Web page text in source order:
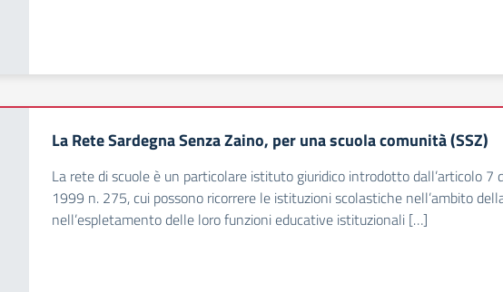
La Rete Sardegna Senza Zaino, per una scuola comunità (SSZ)
La rete di scuole è un particolare istituto giuridico introdotto dall’articolo 7
1999 n. 275, cui possono ricorrere le istituzioni scolastiche nell’ambito
nell’espletamento delle loro funzioni educative istituzionali […]